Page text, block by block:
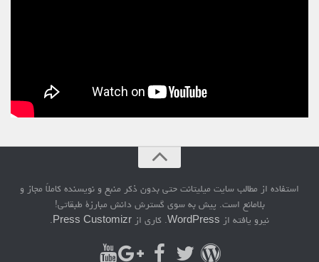
استفاده از مطالب سایت میلیتانت حتی بدون ذکر منبع و نویسنده کاملاً مجاز و
بلامانع است. پیش به سوی گسترش دانش مبارزۀ طبقاتی!
نیرو یافته از WordPress. کاری از Press Customizr
.